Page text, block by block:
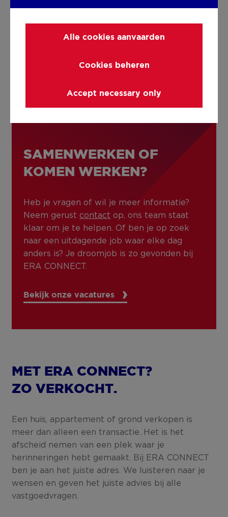
5 sterren 130 reviews op
SAMENWERKEN OF
KOMEN WERKEN?
Heb je vragen of wil je meer informatie?
Neem gerust contact op, ons team staat
klaar om je te helpen. Of ben je op zoek
naar een uitdagende job waar elke dag
anders is? Je droomjob is zo gevonden bij
ERA CONNECT.
Bekijk onze vacatures
MET ERA CONNECT?
ZO VERKOCHT.
Een huis, appartement of grond verkopen is
meer dan alleen een transactie. Het is het
afscheid nemen van een plek waar je
herinneringen hebt gemaakt. Bij ERA CONNECT
ben je aan het juiste adres. We luisteren naar je
wensen en geven het juiste advies bij alle
vastgoedvragen.
Alle cookies aanvaarden
Cookies beheren
Accept necessary only